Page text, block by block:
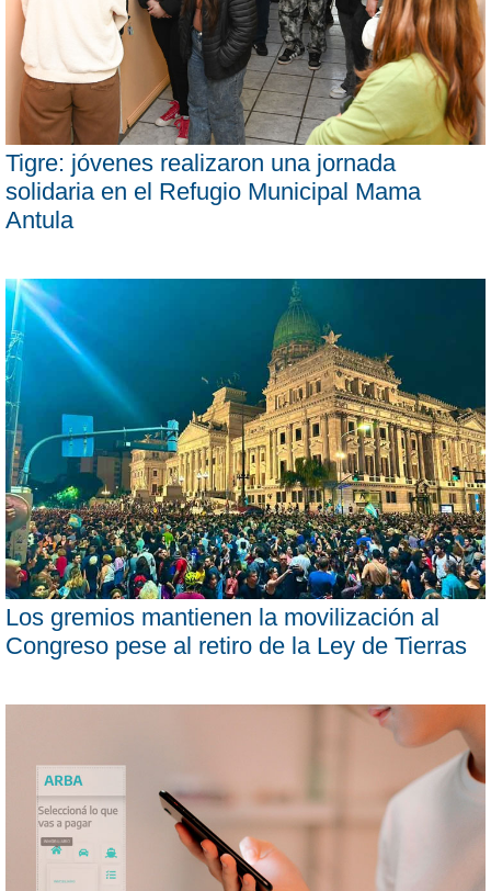
Tigre: jóvenes realizaron una jornada
solidaria en el Refugio Municipal Mama
Antula
Los gremios mantienen la movilización al
Congreso pese al retiro de la Ley de Tierras